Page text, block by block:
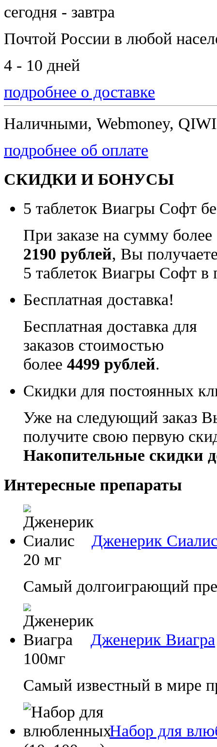
сегодня - завтра
Почтой России в любой
4 - 10 дней
подробнее о доставке
Наличными, Webmoney,
подробнее об оплате
СКИДКИ И БОНУСЫ
5 таблеток Виагры Софт
При заказе на сумму более
2190 рублей, Вы
5 таблеток Виагры Софт в
Бесплатная доставка!
Бесплатная доставка для
заказов стоимостью
более 4499 рублей.
Скидки для постоянных
Уже на следующий заказ
получите свою первую
Накопительные скидки
Интересные препараты
Дженерик
20 мг
Самый долгоиграющий
Дженерик Виагра
100мг
Самый известный в мире
Набор для